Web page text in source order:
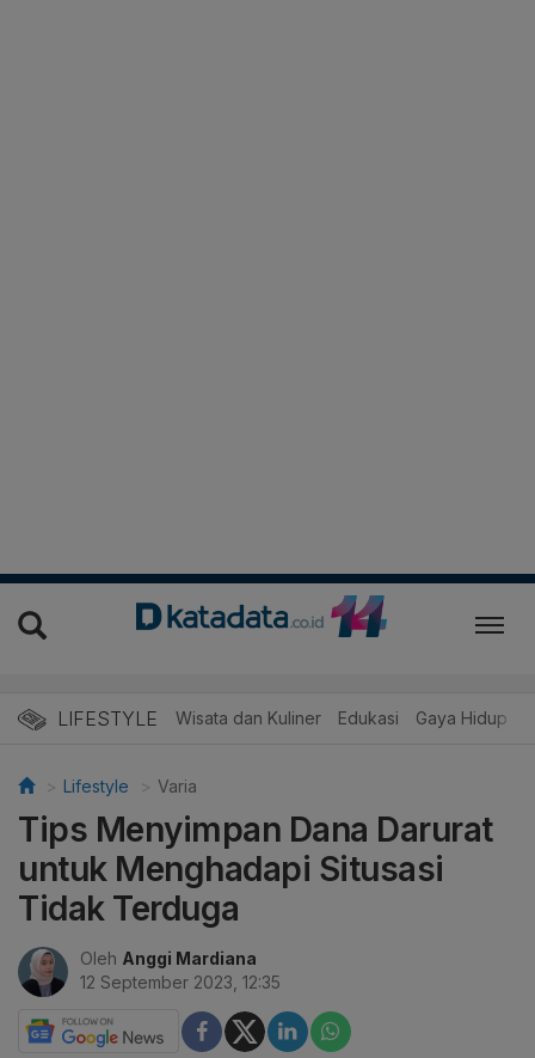
LIFESTYLE Wisata dan Kuliner Edukasi Gaya Hidup
Lifestyle Varia
Tips Menyimpan Dana Darurat
untuk Menghadapi Situsasi
Tidak Terduga
Oleh Anggi Mardiana
12 September 2023, 12:35